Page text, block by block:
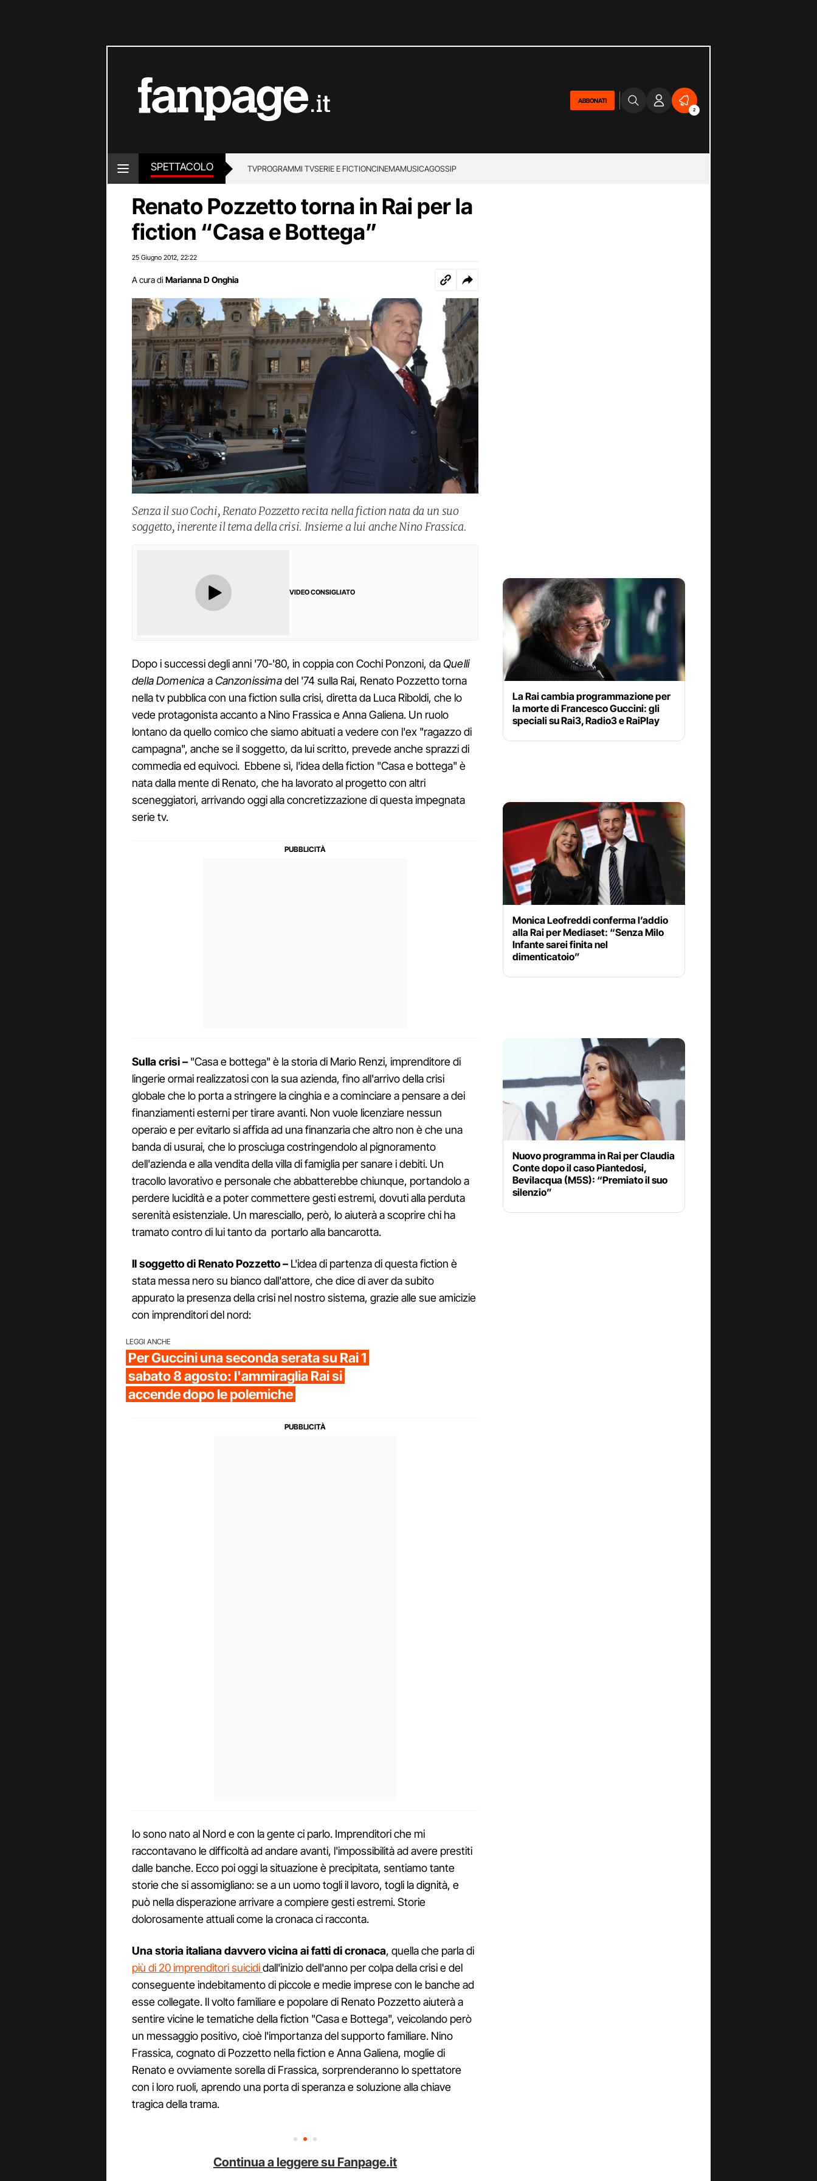
ABBONATI
2
SPETTACOLO TVPROGRAMMI TVSERIE E FICTIONCINEMAMUSICAGOSSIP
Renato Pozzetto torna in Rai per la
fiction “Casa e Bottega”
25 Giugno 2012 22:22
A cura di Marianna D Onghia
Senza il suo Cochi, Renato Pozzetto recita nella fiction nata da un suo
soggetto, inerente il tema della crisi. Insieme a lui anche Nino Frassica.
VIDEO CONSIGLIATO
Dopo i successi degli anni '70-'80, in coppia con Cochi Ponzoni, daQuelli
della Domenica aCanzonissimadel '74 sulla Rai, Renato Pozzetto torna
nella tv pubblica con una fiction sulla crisi, diretta da Luca Riboldi, che lo
vede protagonista accanto a Nino Frassica e Anna Galiena. Un ruolo
lontano da quello comico che siamo abituati a vedere con l'ex "ragazzo di
campagna", anche se il soggetto, da lui scritto, prevede anche sprazzi di
commedia ed equivoci. Ebbene sì, l'idea della fiction "Casa e bottega" è
nata dalla mente di Renato, che ha lavorato al progetto con altri
sceneggiatori, arrivando oggi alla concretizzazione di questa impegnata
serie tv.
Sulla crisi – "Casa e bottega" è la storia di Mario Renzi, imprenditore di
lingerie ormai realizzatosi con la sua azienda, fino all'arrivo della crisi
globale che lo porta a stringere la cinghia e a cominciare a pensare a dei
finanziamenti esterni per tirare avanti. Non vuole licenziare nessun
operaio e per evitarlo si affida ad una finanzaria che altro non è che una
banda di usurai, che lo prosciuga costringendolo al pignoramento
dell'azienda e alla vendita della villa di famiglia per sanare i debiti. Un
tracollo lavorativo e personale che abbatterebbe chiunque, portandolo a
perdere lucidità e a poter commettere gesti estremi, dovuti alla perduta
serenità esistenziale. Un maresciallo, però, lo aiuterà a scoprire chi ha
tramato contro di lui tanto da portarlo alla bancarotta.
Il soggetto di Renato Pozzetto – L'idea di partenza di questa fiction è
stata messa nero su bianco dall'attore, che dice di aver da subito
appurato la presenza della crisi nel nostro sistema, grazie alle sue amicizie
con imprenditori del nord:
LEGGI ANCHE
Per Guccini una seconda serata su Rai 1
sabato 8 agosto: l'ammiraglia Rai si
accende dopo le polemiche
Io sono nato al Nord e con la gente ci parlo. Imprenditori che mi
raccontavano le difficoltà ad andare avanti, l'impossibilità ad avere prestiti
dalle banche. Ecco poi oggi la situazione è precipitata, sentiamo tante
storie che si assomigliano: se a un uomo togli il lavoro, togli la dignità, e
può nella disperazione arrivare a compiere gesti estremi. Storie
dolorosamente attuali come la cronaca ci racconta.
Una storia italiana davvero vicina ai fatti di cronaca, quella che parla di
più di 20 imprenditori suicididall'inizio dell'anno per colpa della crisi e del
conseguente indebitamento di piccole e medie imprese con le banche ad
esse collegate. Il volto familiare e popolare di Renato Pozzetto aiuterà a
sentire vicine le tematiche della fiction "Casa e Bottega", veicolando però
un messaggio positivo, cioè l'importanza del supporto familiare. Nino
Frassica, cognato di Pozzetto nella fiction e Anna Galiena, moglie di
Renato e ovviamente sorella di Frassica, sorprenderanno lo spettatore
con i loro ruoli, aprendo una porta di speranza e soluzione alla chiave
tragica della trama.
Continua a leggere su Fanpage.it
La Rai cambia programmazione per
la morte di Francesco Guccini: gli
speciali su Rai3, Radio3 e RaiPlay
Monica Leofreddi conferma l’addio
alla Rai per Mediaset: “Senza Milo
Infante sarei finita nel
dimenticatoio”
Nuovo programma in Rai per Claudia
Conte dopo il caso Piantedosi,
Bevilacqua (M5S): “Premiato il suo
silenzio”